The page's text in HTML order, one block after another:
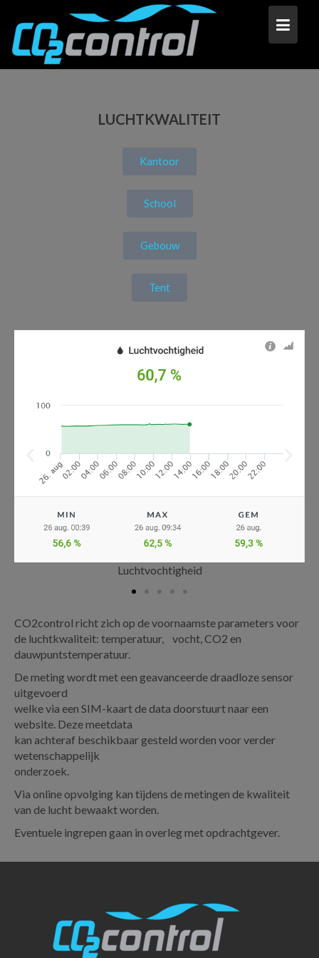
LUCHTKWALITEIT
Kantoor
School
Gebouw
Tent
Luchtvochtigheid
CO2control richt zich op de voornaamste parameters voor
de luchtkwaliteit: temperatuur, vocht, CO2 en
dauwpuntstemperatuur.
De meting wordt met een geavanceerde draadloze sensor
uitgevoerd
welke via een SIM-kaart de data doorstuurt naar een
website. Deze meetdata
kan achteraf beschikbaar gesteld worden voor verder
wetenschappelijk
onderzoek.
Via online opvolging kan tijdens de metingen de kwaliteit
van de lucht bewaakt worden.
Eventuele ingrepen gaan in overleg met opdrachtgever.